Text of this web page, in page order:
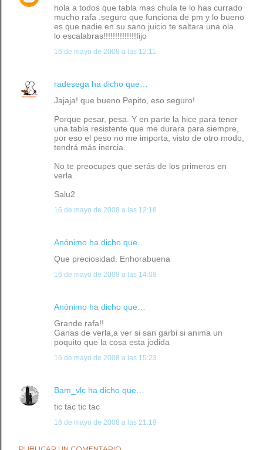
hola a todos que tabla mas chula te lo has currado
mucho rafa .seguro que funciona de pm y lo bueno
es que nadie en su sano juicio te saltara una ola.
lo escalabras!!!!!!!!!!!!!!fijo
16 de mayo de 2008 a las 12:11
radesega ha dicho que…
Jajaja! que bueno Pepito, eso seguro!
Porque pesar, pesa. Y en parte la hice para tener
una tabla resistente que me durara para siempre,
por eso el peso no me importa, visto de otro modo,
tendrá más inercia.
No te preocupes que serás de los primeros en
verla.
Salu2
16 de mayo de 2008 a las 12:18
Anónimo ha dicho que…
Que preciosidad. Enhorabuena
16 de mayo de 2008 a las 14:08
Anónimo ha dicho que…
Grande rafa!!
Ganas de verla,a ver si san garbi si anima un
poquito que la cosa esta jodida
16 de mayo de 2008 a las 15:23
Bam_vlc ha dicho que…
tic tac tic tac
16 de mayo de 2008 a las 21:19